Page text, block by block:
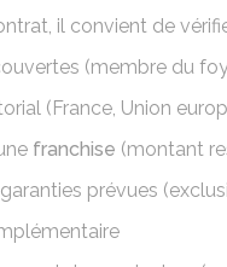
il convient de
(membre du
(France, Union
franchise (montant
prévues